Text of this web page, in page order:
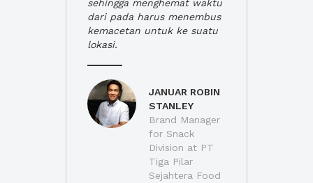
sehingga menghemat waktu
dari pada harus menembus
kemacetan untuk ke suatu
lokasi.
JANUAR ROBIN
STANLEY
Brand Manager
for Snack
Division at PT
Tiga Pilar
Sejahtera Food